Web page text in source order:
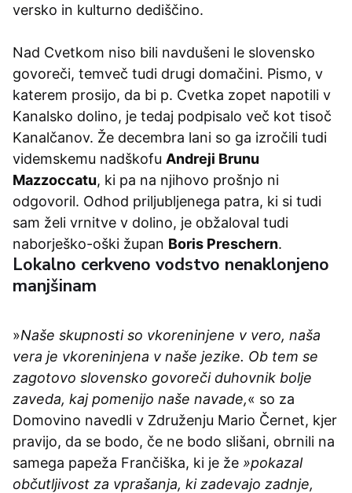
versko in kulturno dediščino.
Nad Cvetkom niso bili navdušeni le slovensko
govoreči, temveč tudi drugi domačini. Pismo, v
katerem prosijo, da bi p. Cvetka zopet napotili v
Kanalsko dolino, je tedaj podpisalo več kot tisoč
Kanalčanov. Že decembra lani so ga izročili tudi
videmskemu nadškofu Andreji Brunu
Mazzoccatu, ki pa na njihovo prošnjo ni
odgovoril. Odhod priljubljenega patra, ki si tudi
sam želi vrnitve v dolino, je obžaloval tudi
naborješko-oški župan Boris Preschern.
Lokalno cerkveno vodstvo nenaklonjeno
manjšinam
»Naše skupnosti so vkoreninjene v vero, naša
vera je vkoreninjena v naše jezike. Ob tem se
zagotovo slovensko govoreči duhovnik bolje
zaveda, kaj pomenijo naše navade,« so za
Domovino navedli v Združenju Mario Černet, kjer
pravijo, da se bodo, če ne bodo slišani, obrnili na
samega papeža Frančiška, ki je že »pokazal
občutljivost za vprašanja, ki zadevajo zadnje,